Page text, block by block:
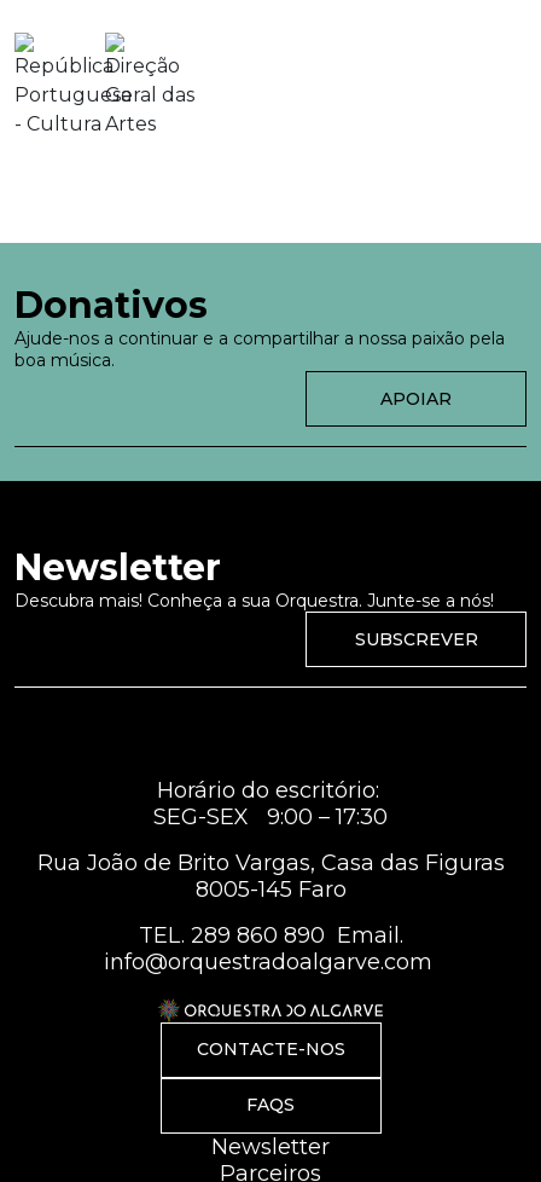
Donativos
Ajude-nos a continuar e a compartilhar a nossa paixão pela
boa música.
APOIAR
Newsletter
Descubra mais! Conheça a sua Orquestra. Junte-se a nós!
SUBSCREVER
Horário do escritório:
SEG-SEX 9:00 – 17:30
Rua João de Brito Vargas, Casa das Figuras
8005-145 Faro
TEL. 289 860 890 Email.
info@orquestradoalgarve.com
CONTACTE-NOS
FAQS
Newsletter
Parceiros